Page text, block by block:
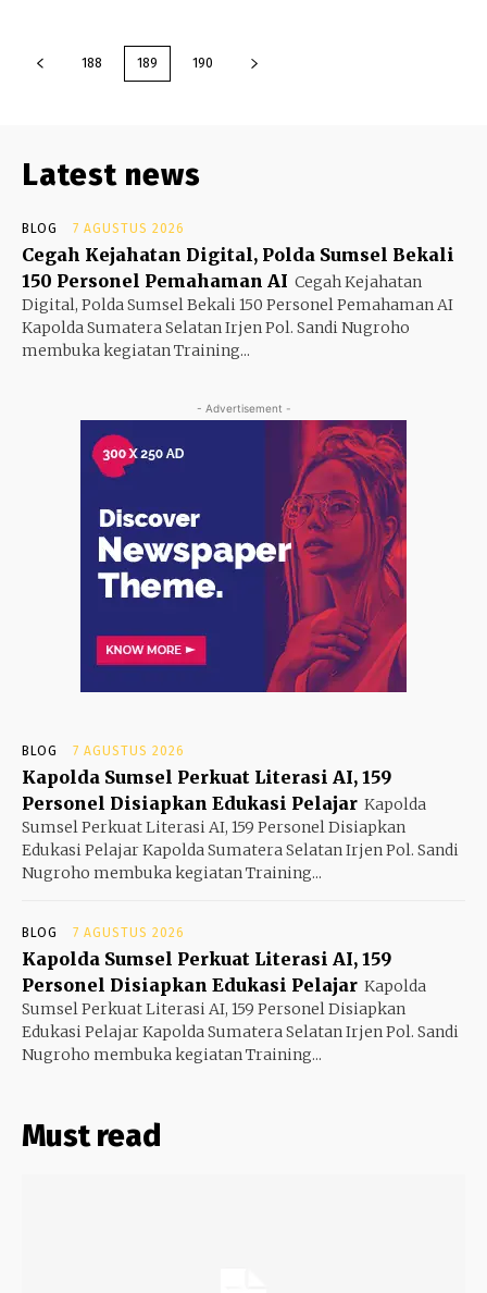
188 189 190
Latest news
BLOG 7 AGUSTUS 2026
Cegah Kejahatan Digital, Polda Sumsel Bekali
150 Personel Pemahaman AI Cegah Kejahatan
Digital, Polda Sumsel Bekali 150 Personel Pemahaman AI
Kapolda Sumatera Selatan Irjen Pol. Sandi Nugroho
membuka kegiatan Training...
- Advertisement -
BLOG 7 AGUSTUS 2026
Kapolda Sumsel Perkuat Literasi AI, 159
Personel Disiapkan Edukasi Pelajar Kapolda
Sumsel Perkuat Literasi AI, 159 Personel Disiapkan
Edukasi Pelajar Kapolda Sumatera Selatan Irjen Pol. Sandi
Nugroho membuka kegiatan Training...
BLOG 7 AGUSTUS 2026
Kapolda Sumsel Perkuat Literasi AI, 159
Personel Disiapkan Edukasi Pelajar Kapolda
Sumsel Perkuat Literasi AI, 159 Personel Disiapkan
Edukasi Pelajar Kapolda Sumatera Selatan Irjen Pol. Sandi
Nugroho membuka kegiatan Training...
Must read